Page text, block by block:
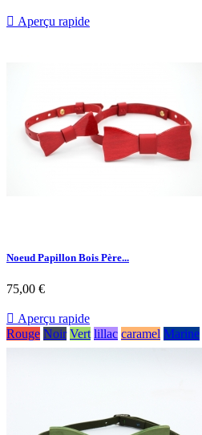
 Aperçu rapide
Noeud Papillon Bois Père...
75,00 €
 Aperçu rapide
Rouge Noir Vert lillac caramel Marine